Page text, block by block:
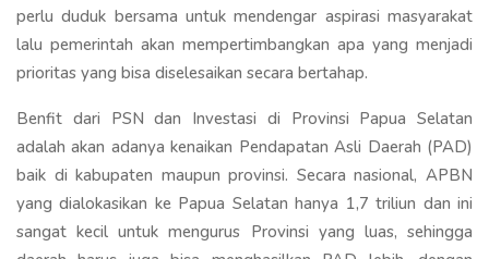
perlu duduk bersama untuk mendengar aspirasi masyarakat
lalu pemerintah akan mempertimbangkan apa yang menjadi
prioritas yang bisa diselesaikan secara bertahap.
Benfit dari PSN dan Investasi di Provinsi Papua Selatan
adalah akan adanya kenaikan Pendapatan Asli Daerah (PAD)
baik di kabupaten maupun provinsi. Secara nasional, APBN
yang dialokasikan ke Papua Selatan hanya 1,7 triliun dan ini
sangat kecil untuk mengurus Provinsi yang luas, sehingga